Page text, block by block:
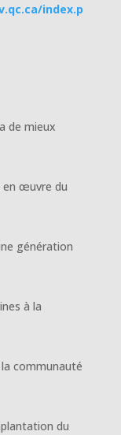
index.p
de mieux
en œuvre du
génération
à la
communauté
du